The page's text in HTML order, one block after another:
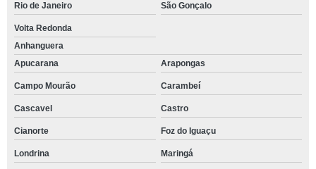
Rio de Janeiro São Gonçalo
Volta Redonda
Anhanguera
Apucarana
Arapongas
Campo Mourão Carambeí
Cascavel Castro
Cianorte Foz do Iguaçu
Londrina Maringá